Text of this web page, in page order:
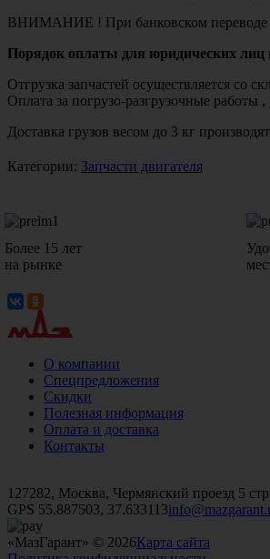
ВНИМАНИЕ ! При банковском переводе
Порядок оплаты для юридических лиц
Отгрузка запчастей осуществляется
Оплата за погрузо-разгрузочные работы
Доставка грузов весом до 3 кг
Категории: Запчасти двигателя
Более 15 лет
на рынке
О компании
Спецпредложения
Скидки
Полезная информация
Оплата и доставка
Контакты
127282, Москва, Чермянский проезд 5
GPS 55.887503, 37.633113
«МазГарант» © 2026Карта сайта